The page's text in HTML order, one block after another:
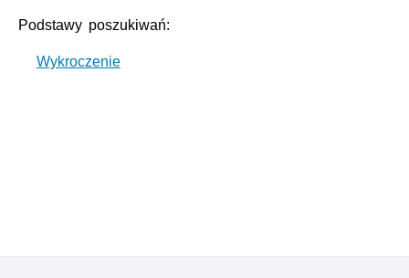
Podstawy poszukiwań:
Wykroczenie